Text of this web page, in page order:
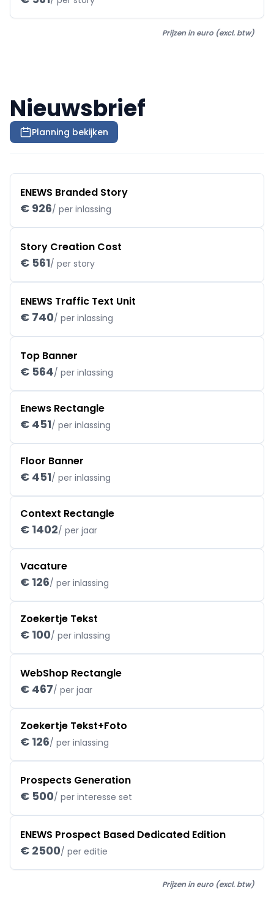
Prijzen in euro (excl. btw)
Nieuwsbrief
Planning bekijken
ENEWS Branded Story
€ 926/ per inlassing
Story Creation Cost
€ 561/ per story
ENEWS Traffic Text Unit
€ 740/ per inlassing
Top Banner
€ 564/ per inlassing
Enews Rectangle
€ 451/ per inlassing
Floor Banner
€ 451/ per inlassing
Context Rectangle
€ 1402/ per jaar
Vacature
€ 126/ per inlassing
Zoekertje Tekst
€ 100/ per inlassing
WebShop Rectangle
€ 467/ per jaar
Zoekertje Tekst+Foto
€ 126/ per inlassing
Prospects Generation
€ 500/ per interesse set
ENEWS Prospect Based Dedicated Edition
€ 2500/ per editie
Prijzen in euro (excl. btw)